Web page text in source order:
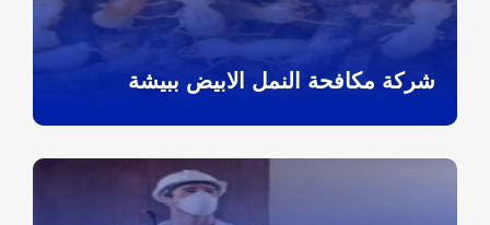
شركة مكافحة النمل الابيض ببيشة